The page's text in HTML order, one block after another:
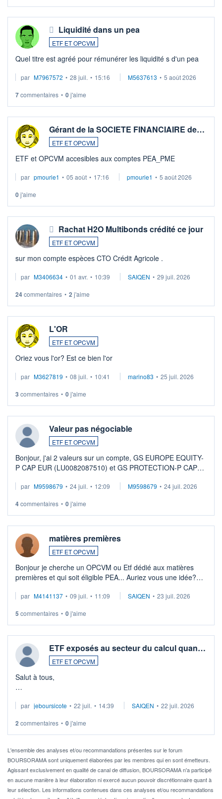
Liquidité dans un pea
ETF ET OPCVM
Quel titre est agréé pour rémunérer les liquidité s d'un pea
par M7967572 • 28 juil. • 15:16 M5637613 • 5 août 2026
7commentaires • 0j'aime
Gérant de la SOCIETE FINANCIAIRE de…
ETF ET OPCVM
ETF et OPCVM accesibles aux comptes PEA_PME
par pmourie1 • 05 août • 17:16 pmourie1 • 5 août 2026
0j'aime
Rachat H2O Multibonds crédité ce jour
ETF ET OPCVM
sur mon compte espèces CTO Crédit Agricole .
par M3406634 • 01 avr. • 10:39 SAIQEN • 29 juil. 2026
24commentaires • 2 j'aime
L'OR
ETF ET OPCVM
Oriez vous l'or? Est ce bien l'or
par M3627819 • 08 juil. • 10:41 marino83 • 25 juil. 2026
3 commentaires • 0j'aime
Valeur pas négociable
ETF ET OPCVM
Bonjour, j'ai 2 valeurs sur un compte, GS EUROPE EQUITY-
P CAP EUR (LU0082087510) et GS PROTECTION-P CAP
veux procéder à la vente, on me signale ...
par M9598679 • 24 juil. • 12:09 M9598679 • 24 juil. 2026
4commentaires • 0j'aime
matières premières
ETF ET OPCVM
Bonjour je cherche un OPCVM ou Etf dédié aux matières
premières et qui soit éligible PEA... Auriez vous une idée?
par M4141137 • 09 juil. • 11:09 SAIQEN • 23 juil. 2026
5 commentaires • 0j'aime
ETF exposés au secteur du calcul quan…
ETF ET OPCVM
Salut à tous,
via un ETF plutôt que des actions individuelles.
Idéalement, je voudrais qu'il soit éligible au PEA.
Pour l' ...
par jeboursicote • 22 juil. • 14:39 SAIQEN • 22 juil. 2026
2 commentaires • 0j'aime
L'ensemble des analyses et/ou recommandations présentes sur le forum
BOURSORAMA sont uniquement élaborées par les membres qui en sont émetteurs.
Agissant exclusivement en qualité de canal de diffusion, BOURSORAMA n'a participé
en aucune manière à leur élaboration ni exercé aucun pouvoir discrétionnaire quant à
leur sélection. Les informations contenues dans ces analyses et/ou recommandations